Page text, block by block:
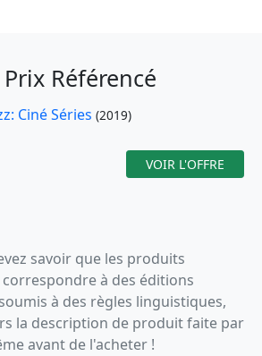
Référencé
Ciné Séries (2019)
VOIR L'OFFRE
savoir que les produits
à des éditions
à des règles linguistiques,
la description de produit faite par
avant de l'acheter !